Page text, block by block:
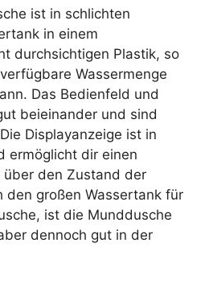
ist in schlichten
in einem
durchsichtigen Plastik, so
Wassermenge
Das Bedienfeld und
beieinander und sind
Displayanzeige ist in
ermöglicht dir einen
den Zustand der
den großen Wassertank für
ist die Munddusche
dennoch gut in der